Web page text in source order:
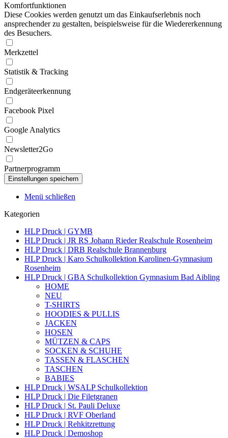
Komfortfunktionen
Diese Cookies werden genutzt um das Einkaufserlebnis noch
ansprechender zu gestalten, beispielsweise für die Wiedererkennung
des Besuchers.
Merkzettel
Statistik & Tracking
Endgeräteerkennung
Facebook Pixel
Google Analytics
Newsletter2Go
Partnerprogramm
Menü schließen
Kategorien
HLP Druck | GYMB
HLP Druck | JR RS Johann Rieder Realschule Rosenheim
HLP Druck | DRB Realschule Brannenburg
HLP Druck | Karo Schulkollektion Karolinen-Gymnasium
Rosenheim
HLP Druck | GBA Schulkollektion Gymnasium Bad Aibling
HOME
NEU
T-SHIRTS
HOODIES & PULLIS
JACKEN
HOSEN
MÜTZEN & CAPS
SOCKEN & SCHUHE
TASSEN & FLASCHEN
TASCHEN
BABIES
HLP Druck | WSALP Schulkollektion
HLP Druck | Die Filetgranen
HLP Druck | St. Pauli Deluxe
HLP Druck | RVF Oberland
HLP Druck | Rehkitzrettung
HLP Druck | Demoshop